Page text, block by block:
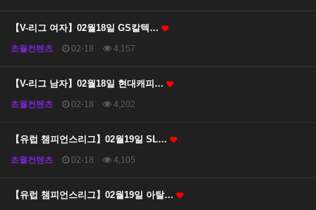
【V-리그 여자】02월18일 GS칼텍…
초월컨텐츠 02-18 4,157
【V-리그 남자】02월18일 현대캐피…
초월컨텐츠 02-18 4,202
【유럽 챔피언스리그】02월19일 SL…
초월컨텐츠 02-18 4,105
【유럽 챔피언스리그】02월19일 아탈…